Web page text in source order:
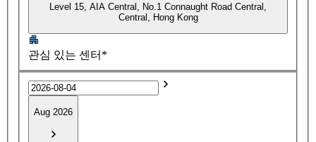
Level 15, AIA Central, No.1 Connaught Road Central,
Central, Hong Kong
관심 있는 센터*
Aug 2026